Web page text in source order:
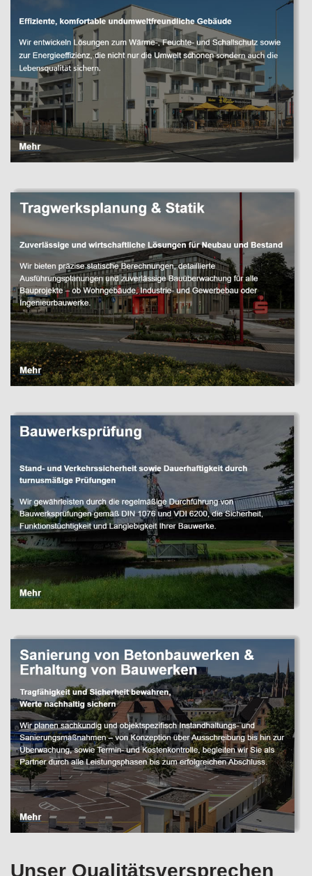
Unser Qualitätsversprechen